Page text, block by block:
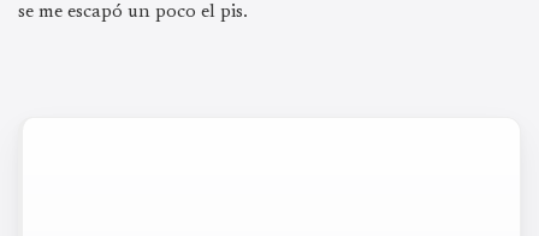
se me escapó un poco el pis.